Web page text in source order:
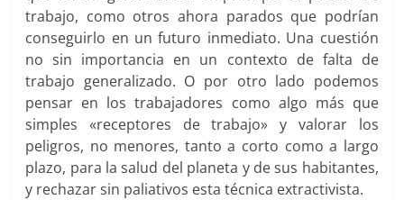
trabajo, como otros ahora parados que podrían
conseguirlo en un futuro inmediato. Una cuestión
no sin importancia en un contexto de falta de
trabajo generalizado. O por otro lado podemos
pensar en los trabajadores como algo más que
simples «receptores de trabajo» y valorar los
peligros, no menores, tanto a corto como a largo
plazo, para la salud del planeta y de sus habitantes,
y rechazar sin paliativos esta técnica extractivista.